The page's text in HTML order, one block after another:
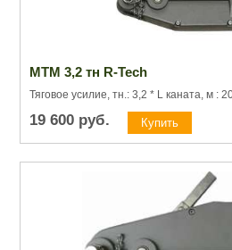
МТМ 3,2 тн R-Tech
Тяговое усилие, тн.: 3,2 * L каната, м :
19 600 руб.